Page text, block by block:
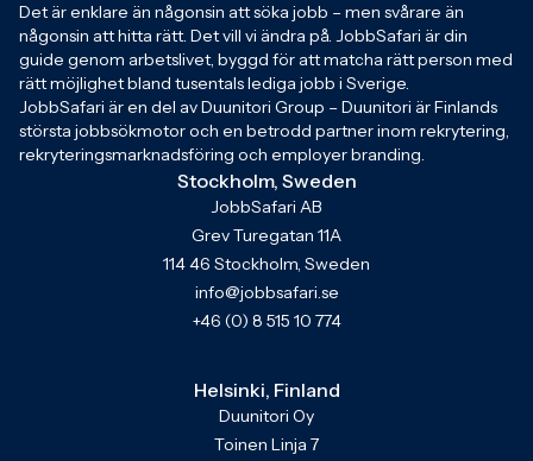
Det är enklare än någonsin att söka jobb – men svårare än
någonsin att hitta rätt. Det vill vi ändra på. JobbSafari är din
guide genom arbetslivet, byggd för att matcha rätt person med
rätt möjlighet bland tusentals lediga jobb i Sverige.
JobbSafari är en del av Duunitori Group – Duunitori är Finlands
största jobbsökmotor och en betrodd partner inom rekrytering,
rekryteringsmarknadsföring och employer branding.
Stockholm, Sweden
JobbSafari AB
Grev Turegatan 11A
114 46 Stockholm, Sweden
info@jobbsafari.se
+46 (0) 8 515 10 774
Helsinki, Finland
Duunitori Oy
Toinen Linja 7